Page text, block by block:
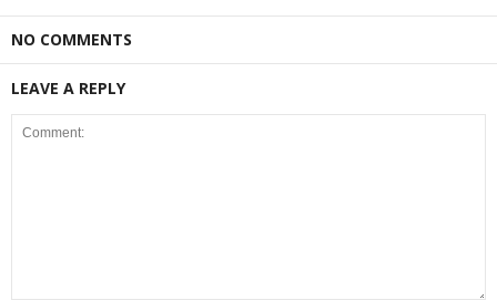
NO COMMENTS
LEAVE A REPLY